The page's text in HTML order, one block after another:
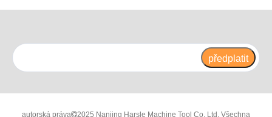
předplatit
autorská práva2025 Nanjing Harsle Machine Tool Co. Ltd. Všechna